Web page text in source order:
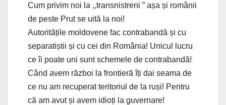
Cum privim noi la ,,transnistreni ” așa și românii
de peste Prut se uită la noi!
Autoritățile moldovene fac contrabandă și cu
separatiștii și cu cei din România! Unicul lucru
ce îi poate uni sunt schemele de contrabandă!
Când avem război la frontieră îți dai seama de
ce nu am recuperat teritoriul de la ruși! Pentru
că am avut și avem idioți la guvernare!